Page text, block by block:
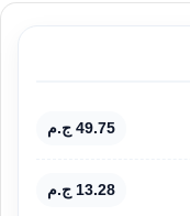
49.75 ج.م
13.28 ج.م